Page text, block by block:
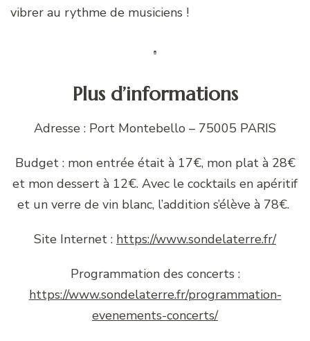
vibrer au rythme de musiciens !
Plus d’informations
Adresse : Port Montebello – 75005 PARIS
Budget : mon entrée était à 17€, mon plat à 28€
et mon dessert à 12€. Avec le cocktails en apéritif
et un verre de vin blanc, l’addition s’élève à 78€.
Site Internet : https://www.sondelaterre.fr/
Programmation des concerts :
https://www.sondelaterre.fr/programmation-
evenements-concerts/